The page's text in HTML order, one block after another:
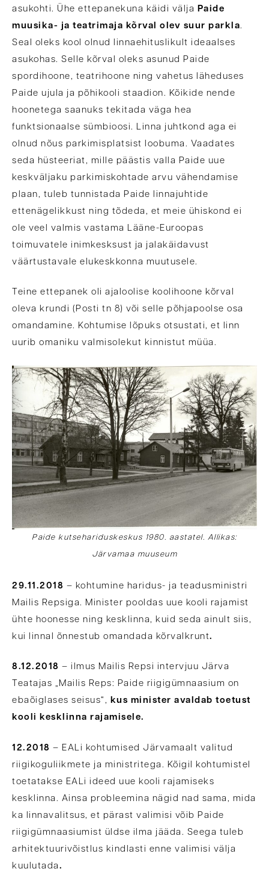
asukohti. Ühe ettepanekuna käidi välja Paide
muusika- ja teatrimaja kõrval olev suur parkla.
Seal oleks kool olnud linnaehituslikult ideaalses
asukohas. Selle kõrval oleks asunud Paide
spordihoone, teatrihoone ning vahetus läheduses
Paide ujula ja põhikooli staadion. Kõikide nende
hoonetega saanuks tekitada väga hea
funktsionaalse sümbioosi. Linna juhtkond aga ei
olnud nõus parkimisplatsist loobuma. Vaadates
seda hüsteeriat, mille päästis valla Paide uue
keskväljaku parkimiskohtade arvu vähendamise
plaan, tuleb tunnistada Paide linnajuhtide
ettenägelikkust ning tõdeda, et meie ühiskond ei
ole veel valmis vastama Lääne-Euroopas
toimuvatele inimkesksust ja jalakäidavust
väärtustavale elukeskkonna muutusele.
Teine ettepanek oli ajaloolise koolihoone kõrval
oleva krundi (Posti tn 8) või selle põhjapoolse osa
omandamine. Kohtumise lõpuks otsustati, et linn
uurib omaniku valmisolekut kinnistut müüa.
Paide kutsehariduskeskus 1980. aastatel. Allikas:
Järvamaa muuseum
29.11.2018 – kohtumine haridus- ja teadusministri
Mailis Repsiga. Minister pooldas uue kooli rajamist
ühte hoonesse ning kesklinna, kuid seda ainult siis,
kui linnal õnnestub omandada kõrvalkrunt.
8.12.2018 – ilmus Mailis Repsi intervjuu Järva
Teatajas „Mailis Reps: Paide riigigümnaasium on
ebaõiglases seisus“, kus minister avaldab toetust
kooli kesklinna rajamisele.
12.2018 – EALi kohtumised Järvamaalt valitud
riigikoguliikmete ja ministritega. Kõigil kohtumistel
toetatakse EALi ideed uue kooli rajamiseks
kesklinna. Ainsa probleemina nägid nad sama, mida
ka linnavalitsus, et pärast valimisi võib Paide
riigigümnaasiumist üldse ilma jääda. Seega tuleb
arhitektuurivõistlus kindlasti enne valimisi välja
kuulutada .